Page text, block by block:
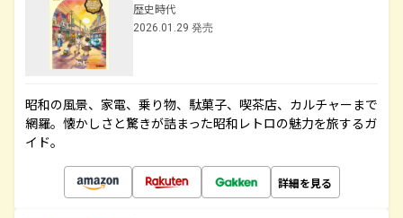
歴史時代
2026.01.29 発売
昭和の風景、家電、乗り物、駄菓子、喫茶店、カルチャーまで
網羅。懐かしさと驚きが詰まった昭和レトロの魅力を旅するガ
イド。
詳細を見る